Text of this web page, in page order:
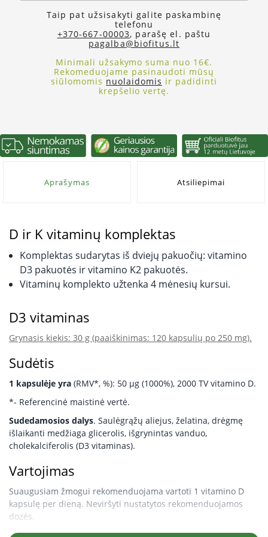
Taip pat užsisakyti galite paskambinę
telefonu
+370-667-00003, parašę el. paštu
pagalba@biofitus.lt
Minimali užsakymo suma nuo 16€.
Rekomeduojame pasinaudoti mūsų
siūlomomis nuolaidomis ir padidinti
krepšelio vertę.
Aprašymas Atsiliepimai
D ir K vitaminų komplektas
Komplektas sudarytas iš dviejų pakuočių: vitamino
D3 pakuotės ir vitamino K2 pakuotės.
Vitaminų komplekto užtenka 4 mėnesių kursui.
D3 vitaminas
Grynasis kiekis: 30 g (paaiškinimas: 120 kapsulių po 250 mg).
Sudėtis
1 kapsulėje yra (RMV*, %): 50 μg (1000%), 2000 TV vitamino D.
*- Referencinė maistinė vertė.
Sudedamosios dalys. Saulėgrąžų aliejus, želatina, drėgmę
išlaikanti medžiaga glicerolis, išgrynintas vanduo,
cholekalciferolis (D3 vitaminas).
Vartojimas
Suaugusiam žmogui rekomenduojama vartoti 1 vitamino D
kapsulę per dieną. Neviršyti nustatytos rekomenduojamos
dozės.